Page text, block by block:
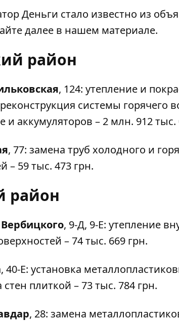
Деньги стало известно из
далее в нашем материале.
район
, 124: утепление и
реконструкция системы горячего
аккумуляторов – 2 млн. 912 тыс.
, 77: замена труб холодного и
– 59 тыс. 473 грн.
район
, 9-Д, 9-Е: утепление
– 74 тыс. 669 грн.
, 40-Е: установка
плиткой – 73 тыс. 784 грн.
, 28: замена